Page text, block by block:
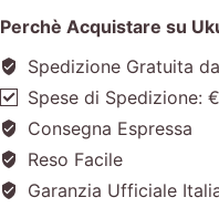
Perchè Acquistare su
Spedizione Gratuita
Spese di Spedizione:
Consegna Espressa
Reso Facile
Garanzia Ufficiale